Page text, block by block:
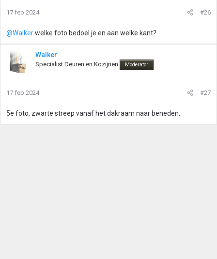
17 feb 2024 #26
@Walkerwelke foto bedoel je en aan welke kant?
Walker
Specialist Deuren en Kozijnen Moderator
17 feb 2024 #27
5e foto, zwarte streep vanaf het dakraam naar beneden.